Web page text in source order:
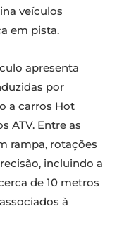
veículos
em pista.
apresenta
por
a carros Hot
ATV. Entre as
rampa, rotações
incluindo a
de 10 metros
à